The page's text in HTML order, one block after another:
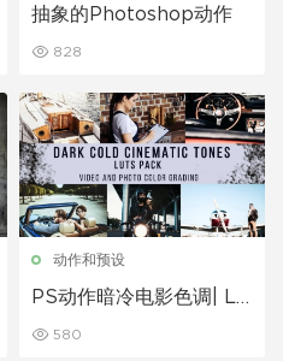
抽象的Photoshop动作
828
动作和预设
PS动作暗冷电影色调| LU
580